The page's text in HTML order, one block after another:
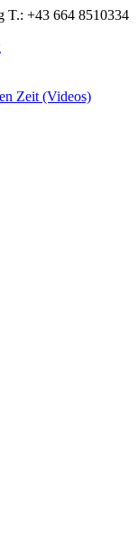
T.: +43 664 8510334
Zeit (Videos)